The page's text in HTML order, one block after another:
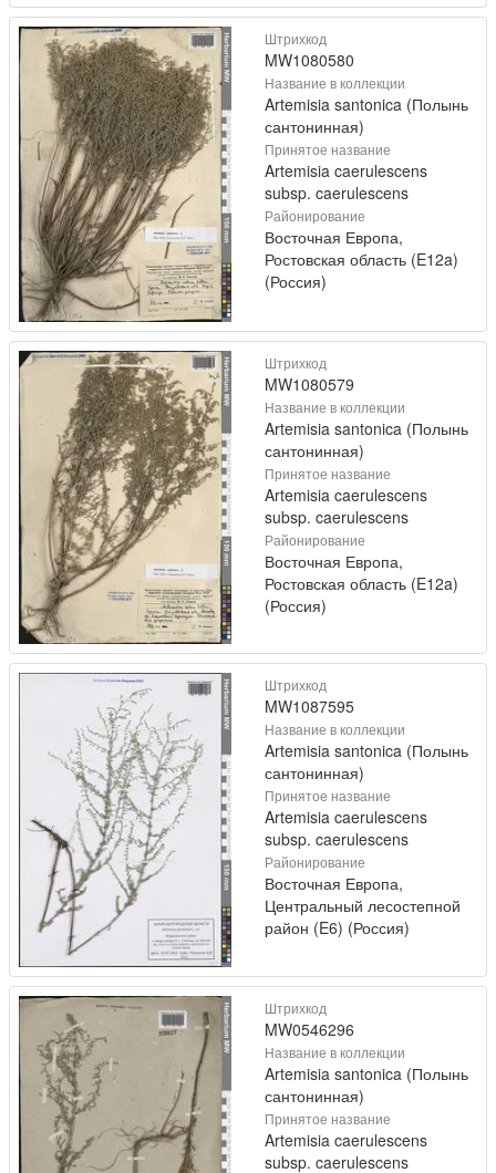
Штрихкод
MW1080580
Название в коллекции
Artemisia santonica (Полынь
сантонинная)
Принятое название
Artemisia caerulescens
subsp. caerulescens
Районирование
Восточная Европа,
Ростовская область (E12a)
(Россия)
Штрихкод
MW1080579
Название в коллекции
Artemisia santonica (Полынь
сантонинная)
Принятое название
Artemisia caerulescens
subsp. caerulescens
Районирование
Восточная Европа,
Ростовская область (E12a)
(Россия)
Штрихкод
MW1087595
Название в коллекции
Artemisia santonica (Полынь
сантонинная)
Принятое название
Artemisia caerulescens
subsp. caerulescens
Районирование
Восточная Европа,
Центральный лесостепной
район (E6) (Россия)
Штрихкод
MW0546296
Название в коллекции
Artemisia santonica (Полынь
сантонинная)
Принятое название
Artemisia caerulescens
subsp. caerulescens